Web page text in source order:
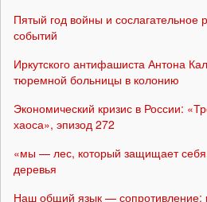
Пятый год войны и сослагательное
событий
Иркутского антифашиста Антона
тюремной больницы в колонию
Экономический кризис в России:
хаоса», эпизод 272
«мы — лес, который защищает
деревья
Наш общий язык — сопротивление: